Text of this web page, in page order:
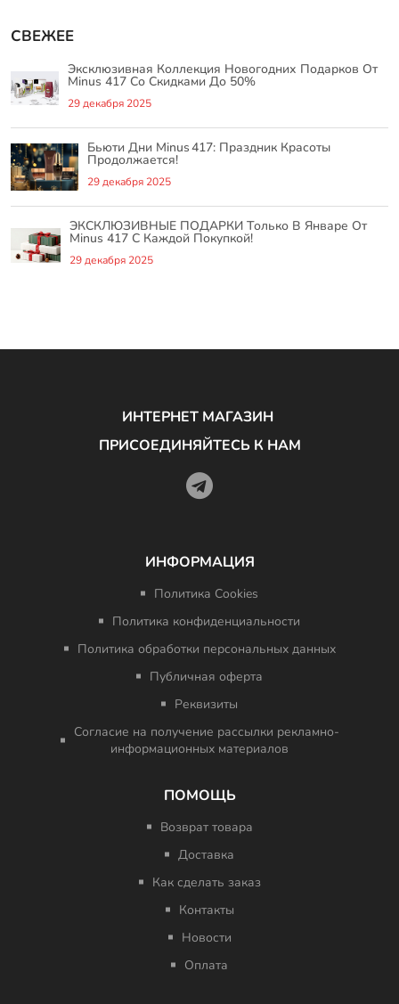
СВЕЖЕЕ
Эксклюзивная Коллекция Новогодних Подарков От
Minus 417 Со Скидками До 50%
29 декабря 2025
Бьюти Дни Minus 417: Праздник Красоты
Продолжается!
29 декабря 2025
ЭКСКЛЮЗИВНЫЕ ПОДАРКИ Только В Январе От
Minus 417 С Каждой Покупкой!
29 декабря 2025
ИНТЕРНЕТ МАГАЗИН
ПРИСОЕДИНЯЙТЕСЬ К НАМ
ИНФОРМАЦИЯ
Политика Cookies
Политика конфиденциальности
Политика обработки персональных данных
Публичная оферта
Реквизиты
Согласие на получение рассылки рекламно-
информационных материалов
ПОМОЩЬ
Возврат товара
Доставка
Как сделать заказ
Контакты
Новости
Оплата